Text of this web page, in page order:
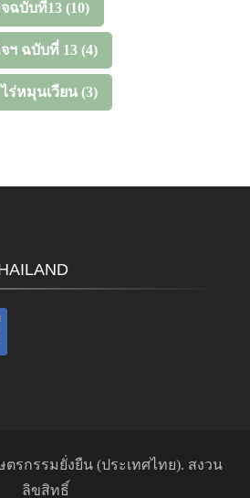
ฉบับที่13 (10)
ฯ ฉบับที่ 13 (4)
ไร่หมุนเวียน (3)
ตรกรรมยั่งยืน (ประเทศไทย). สงวน
ลิขสิทธิ์